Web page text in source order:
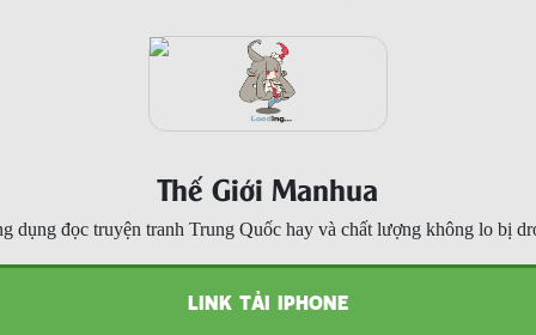
Thế Giới Manhua
dụng đọc truyện tranh Trung Quốc hay và chất lượng không lo bị
LINK TẢI IPHONE